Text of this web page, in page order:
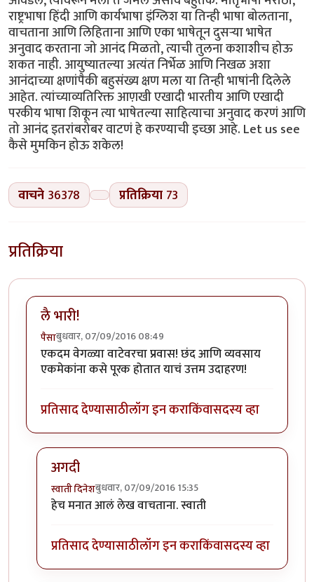
वाचने 36378 प्रतिक्रिया 73
प्रतिक्रिया
लै भारी!
पैसाबुधवार, 07/09/2016 08:49
एकदम वेगळ्या वाटेवरचा प्रवास! छंद आणि व्यवसाय
एकमेकांना कसे पूरक होतात याचं उत्तम उदाहरण!
प्रतिसाद देण्यासाठीलॉग इन कराकिंवासदस्य व्हा
अगदी
स्वाती दिनेशबुधवार, 07/09/2016 15:35
In reply toलै भारी!byपैसा
हेच मनात आलं लेख वाचताना. स्वाती
प्रतिसाद देण्यासाठीलॉग इन कराकिंवासदस्य व्हा